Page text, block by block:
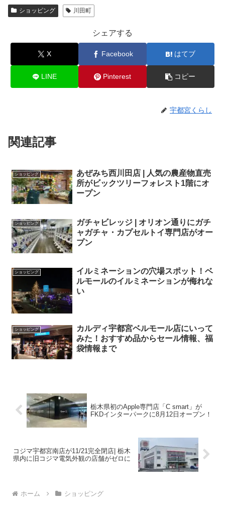
ショッピング 川田町
シェアする
X Facebook はてブ
LINE Pinterest コピー
宇都宮くらし
関連記事
ショッピング
あぜみち西川田店 | 人気の農産物直売
所がビックツリーフォレスト1階にオ
ープン
ショッピング
ガチャビレッジ | オリオン通りにガチ
ャガチャ・カプセルトイ専門店がオー
プン
ショッピング
イルミネーションの穴場スポット！ベ
ルモールのイルミネーションが侮れな
い
ショッピング
カルディ宇都宮ベルモール店にいって
みた！おすすめ品からセール情報、福
袋情報まで
栃木県初のApple専門店「C smart」が
FKDインターパークに8月12日オープン！
コジマ宇都宮南店が11/21完全閉店| 栃木
県内に旧コジマ電気外観の店舗がゼロに
ホーム ショッピング